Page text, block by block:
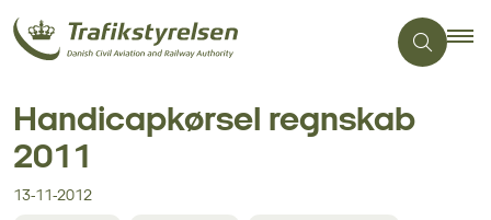
Handicapkørsel regnskab
2011
13-11-2012